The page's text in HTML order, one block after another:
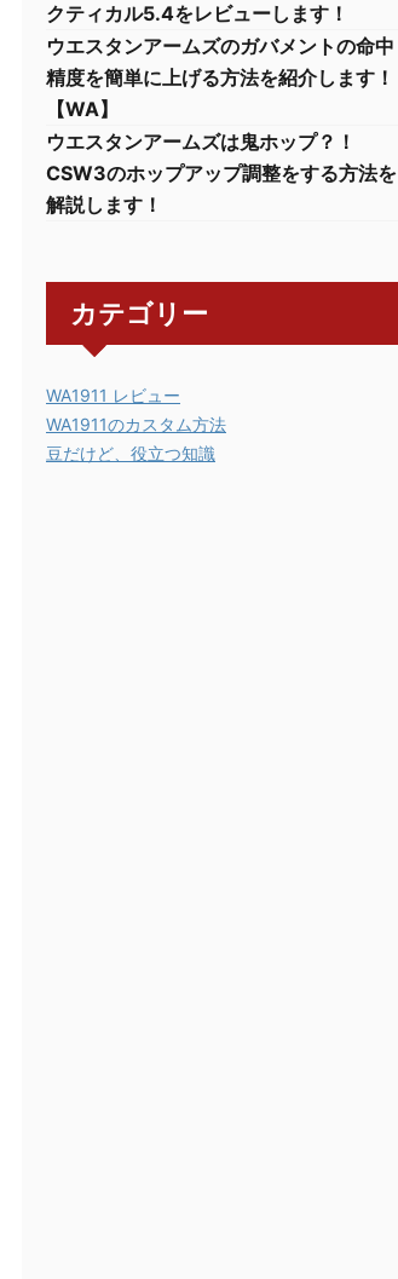
クティカル5.4をレビューします！
ウエスタンアームズのガバメントの命中
精度を簡単に上げる方法を紹介します！
【WA】
ウエスタンアームズは鬼ホップ？！
CSW3のホップアップ調整をする方法を
解説します！
カテゴリー
WA1911 レビュー
WA1911のカスタム方法
豆だけど、役立つ知識